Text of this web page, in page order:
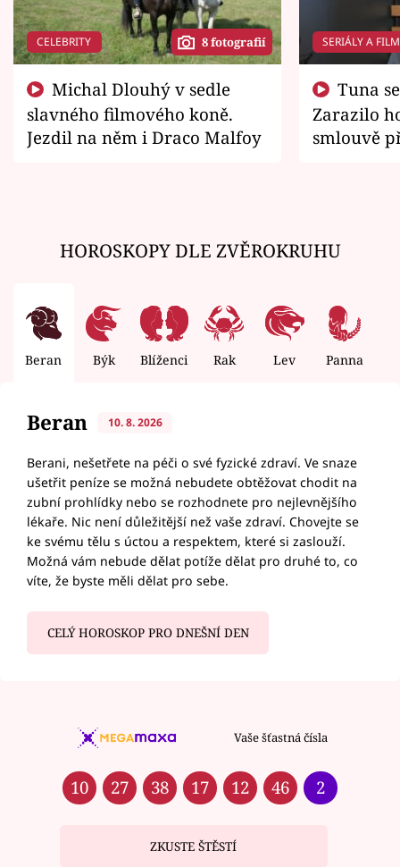
CELEBRITY 8 fotografií
slavného filmového koně.
Jezdil na něm i Draco Malfoy
SERIÁLY A
Zarazilo
smlouvě
HOROSKOPY DLE ZVĚROKRUHU
Beran Býk Blíženci Rak Lev Panna
Beran 10. 8. 2026
Berani, nešetřete na péči o své fyzické zdraví. Ve snaze
ušetřit peníze se možná nebudete obtěžovat chodit na
zubní prohlídky nebo se rozhodnete pro nejlevnějšího
lékaře. Nic není důležitější než vaše zdraví. Chovejte se
ke svému tělu s úctou a respektem, které si zaslouží.
Možná vám nebude dělat potíže dělat pro druhé to, co
víte, že byste měli dělat pro sebe.
CELÝ HOROSKOP PRO DNEŠNÍ DEN
Vaše šťastná čísla
10 27 38 17 12 46 2
ZKUSTE ŠTĚSTÍ